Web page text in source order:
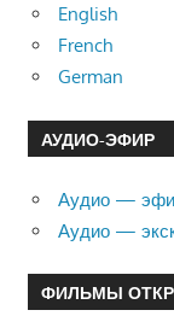
English
French
German
АУДИО-ЭФИР
Аудио —
Аудио —
ФИЛЬМЫ